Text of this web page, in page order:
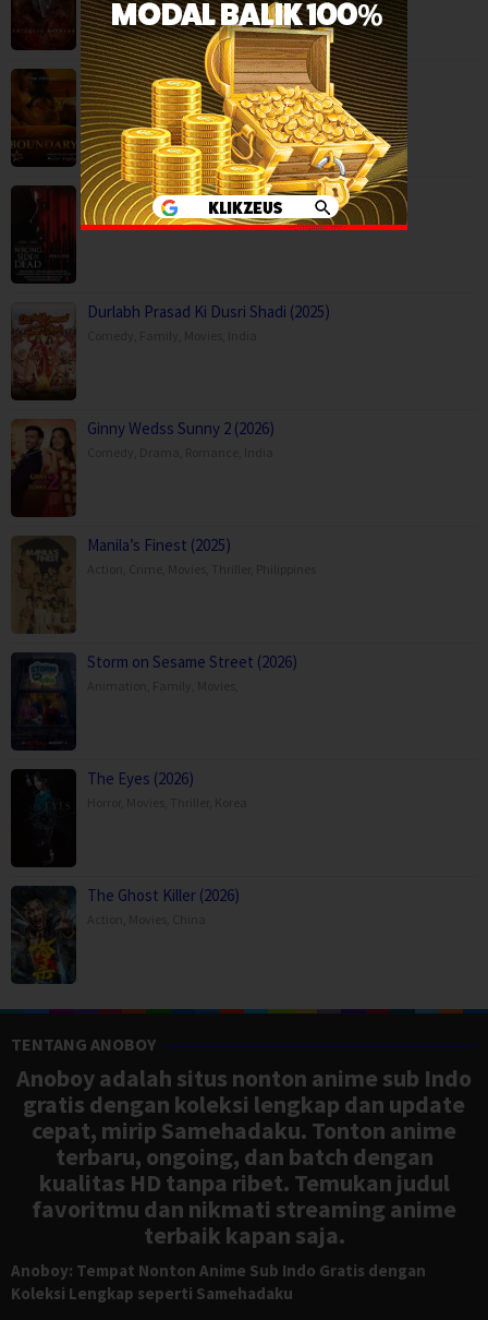
Boundary (2026)
Movies,Romance,
Capps Crossing: Wrong Side of Dead (2026…
Horror,Movies,Thriller,USA
Durlabh Prasad Ki Dusri Shadi (2025)
Ginny Wedss Sunny 2 (2026)
Manila’s Finest (2025)
Storm on Sesame Street (2026)
The Eyes (2026)
The Ghost Killer (2026)
TENTANG ANOBOY
Anoboy adalah situs nonton anime sub Indo
gratis dengan koleksi lengkap dan update
cepat, mirip Samehadaku. Tonton anime
terbaru, ongoing, dan batch dengan
kualitas HD tanpa ribet. Temukan judul
favoritmu dan nikmati streaming anime
terbaik kapan saja.
Anoboy: Tempat Nonton Anime Sub Indo Gratis dengan
Koleksi Lengkap seperti Samehadaku